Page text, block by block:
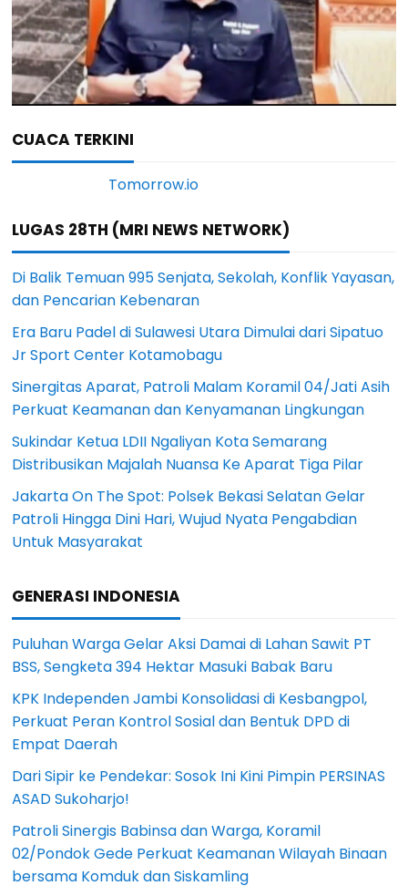
CUACA TERKINI
LUGAS 28TH (MRI NEWS NETWORK)
Di Balik Temuan 995 Senjata, Sekolah, Konflik Yayasan,
dan Pencarian Kebenaran
Era Baru Padel di Sulawesi Utara Dimulai dari Sipatuo
Jr Sport Center Kotamobagu
Sinergitas Aparat, Patroli Malam Koramil 04/Jati Asih
Perkuat Keamanan dan Kenyamanan Lingkungan
Sukindar Ketua LDII Ngaliyan Kota Semarang
Distribusikan Majalah Nuansa Ke Aparat Tiga Pilar
Jakarta On The Spot: Polsek Bekasi Selatan Gelar
Patroli Hingga Dini Hari, Wujud Nyata Pengabdian
Untuk Masyarakat
GENERASI INDONESIA
Puluhan Warga Gelar Aksi Damai di Lahan Sawit PT
BSS, Sengketa 394 Hektar Masuki Babak Baru
KPK Independen Jambi Konsolidasi di Kesbangpol,
Perkuat Peran Kontrol Sosial dan Bentuk DPD di
Empat Daerah
Dari Sipir ke Pendekar: Sosok Ini Kini Pimpin PERSINAS
ASAD Sukoharjo!
Patroli Sinergis Babinsa dan Warga, Koramil
02/Pondok Gede Perkuat Keamanan Wilayah Binaan
bersama Komduk dan Siskamling